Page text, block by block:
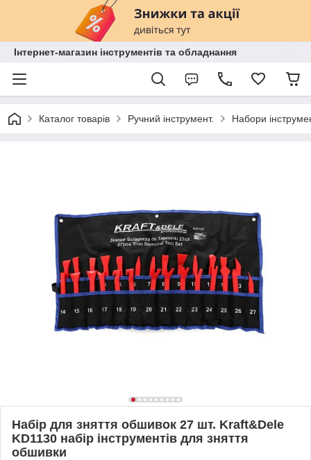
Інтернет-магазин інструментів та обладнання
Каталог товарів Ручний інструмент. Набори
Набір для зняття обшивок 27 шт. Kraft&Dele
KD1130 набір інструментів для зняття
обшивки